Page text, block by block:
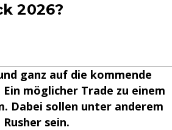
2026?
ganz auf die kommende
möglicher Trade zu einem
Dabei sollen unter anderem
sein.